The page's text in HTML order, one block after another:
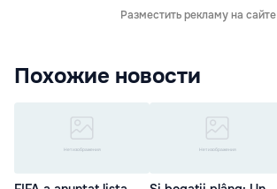
Разместить рекламу на сайте
Похожие новости